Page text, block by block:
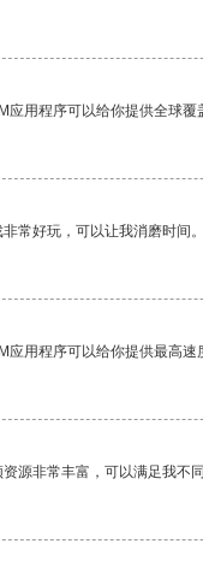
应用程序可以给你提供全球覆
常好玩，可以让我消磨时间。
应用程序可以给你提供最高速
源非常丰富，可以满足我不同